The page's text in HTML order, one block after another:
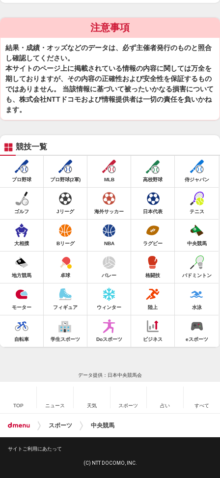
注意事項
結果・成績・オッズなどのデータは、必ず主催者発行のものと照合
し確認してください。
本サイトのページ上に掲載されている情報の内容に関しては万全を
期しておりますが、その内容の正確性および安全性を保証するもの
ではありません。 当該情報に基づいて被ったいかなる損害について
も、株式会社NTTドコモおよび情報提供者は一切の責任を負いかね
ます。
競技一覧
プロ野球 プロ野球(2軍) MLB 高校野球 侍ジャパン
ゴルフ Jリーグ 海外サッカー 日本代表 テニス
大相撲 Bリーグ NBA ラグビー 中央競馬
地方競馬 卓球 バレー 格闘技 バドミントン
モーター フィギュア ウィンター 陸上 水泳
自転車 学生スポーツ Doスポーツ ビジネス eスポーツ
データ提供：日本中央競馬会
TOP ニュース 天気 スポーツ 占い すべて
スポーツ 中央競馬
サイトご利用にあたって
(C) NTT DOCOMO, INC.